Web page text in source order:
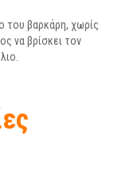
του βαρκάρη, χωρίς
να βρίσκει τον